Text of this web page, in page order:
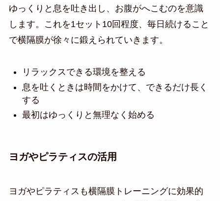
ゆっくりと息を吐き出し、お腹がへこむのを意識
します。これを1セット10回程度、毎日続けること
で横隔膜が徐々に鍛えられていきます。
リラックスできる環境を整える
息を吐くときは時間をかけて、できるだけ長く
する
最初はゆっくりと無理なく始める
ヨガやピラティスの活用
ヨガやピラティスも横隔膜トレーニングに効果的